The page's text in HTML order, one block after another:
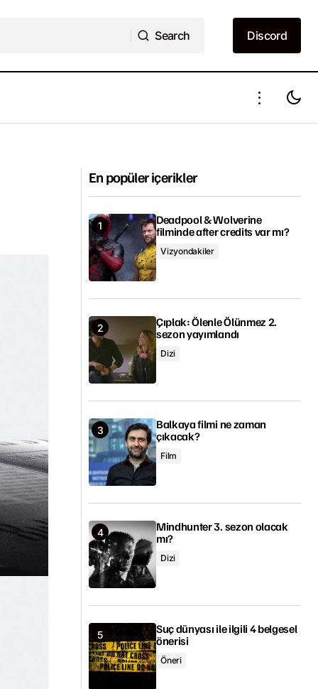
Search
Discord
Discord
En popüler içerikler
Deadpool & Wolverine
filminde after credits var mı?
Vizyondakiler
Çıplak: Ölenle Ölünmez 2.
sezon yayımlandı
Dizi
Balkaya filmi ne zaman
çıkacak?
Film
Mindhunter 3. sezon olacak
mı?
Dizi
Suç dünyası ile ilgili 4 belgesel
önerisi
Öneri